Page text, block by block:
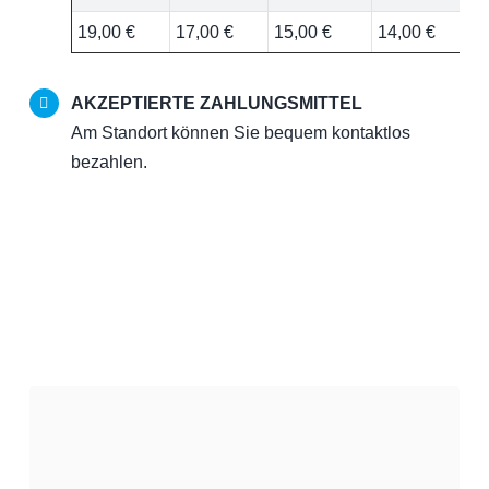
19,00 € 17,00 € 15,00 € 14,00 €
AKZEPTIERTE ZAHLUNGSMITTEL
Am Standort können Sie bequem kontaktlos
bezahlen.